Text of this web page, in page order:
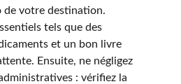
de votre destination.
tels que des
et un bon livre
Ensuite, ne négligez
: vérifiez la